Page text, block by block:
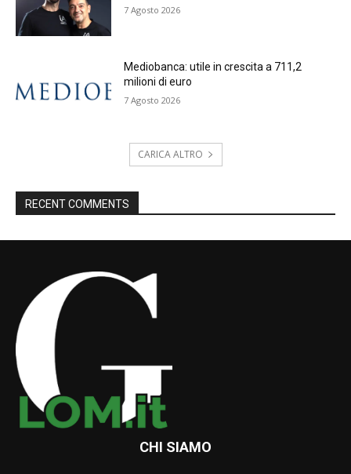
7 Agosto 2026
Mediobanca: utile in crescita a 711,2
milioni di euro
7 Agosto 2026
CARICA ALTRO
RECENT COMMENTS
CHI SIAMO